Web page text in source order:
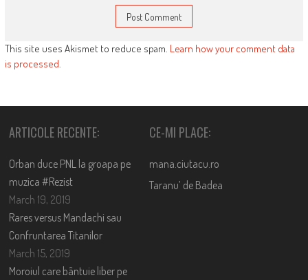
This site uses Akismet to reduce spam. Learn how your comment data
is processed.
ARTICOLE RECENTE:
Orban duce PNL la groapa pe
muzica #Rezist
March 19, 2019
Rares versus Mandachi sau
Confruntarea Titanilor
March 15, 2019
Moroiul care bântuie liber pe
CE-MI PLACE:
mana.ciutacu.ro
Taranu’ de Badea